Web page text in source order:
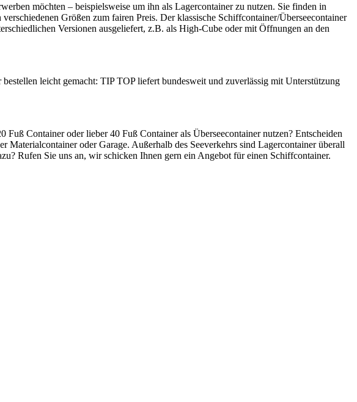
möchten – beispielsweise um ihn als Lagercontainer zu nutzen. Sie finden in
Größen zum fairen Preis. Der klassische Schiffcontainer/Überseecontainer
Versionen ausgeliefert, z.B. als High-Cube oder mit Öffnungen an den
leicht gemacht: TIP TOP liefert bundesweit und zuverlässig mit Unterstützung
Container oder lieber 40 Fuß Container als Überseecontainer nutzen? Entscheiden
oder Garage. Außerhalb des Seeverkehrs sind Lagercontainer überall
Rufen Sie uns an, wir schicken Ihnen gern ein Angebot für einen Schiffcontainer.